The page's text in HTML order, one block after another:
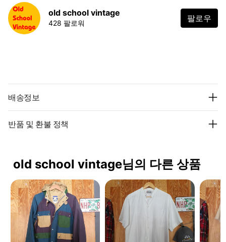
old school vintage
428 팔로워 팔로우
배송정보
반품 및 환불 정책
old school vintage님의 다른 상품